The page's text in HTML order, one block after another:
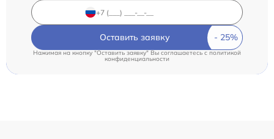
Оставить заявку
Нажимая на кнопку "Оставить заявку" Вы соглашаетесь c политикой
конфиденциальности